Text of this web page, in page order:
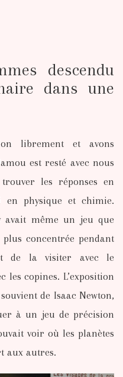
descendu
dans une
librement et avons
est resté avec nous
les réponses en
en physique et chimie.
avait même un jeu que
concentrée pendant
de la visiter avec le
copines. L’exposition
de Isaac Newton,
à un jeu de précision
voir où les planètes
aux autres.